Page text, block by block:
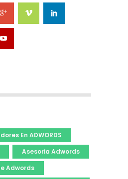
En ADWORDS
Asesoria Adwords
Adwords